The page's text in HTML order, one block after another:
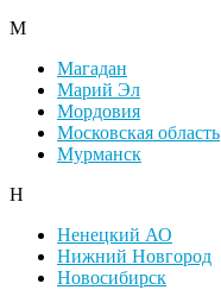
М
Магадан
Марий Эл
Мордовия
Московская область
Мурманск
Н
Ненецкий АО
Нижний Новгород
Новосибирск